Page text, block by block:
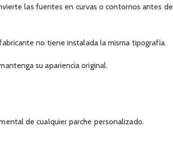
las fuentes en curvas o contornos antes de
no tiene instalada la misma tipografía.
su apariencia original.
de cualquier parche personalizado.